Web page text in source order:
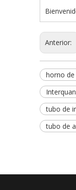
Anterior:
horno
tubo de
tubo de